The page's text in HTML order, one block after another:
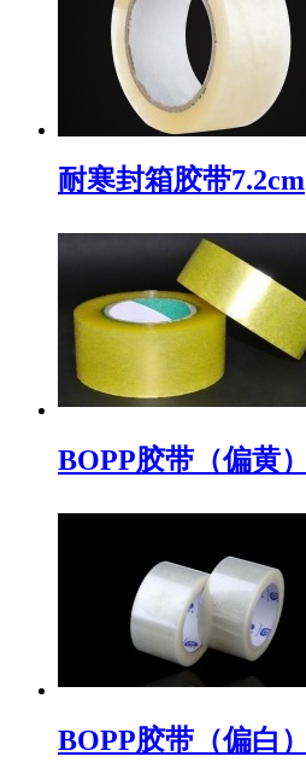
耐寒封箱胶带7.2cm
BOPP胶带（偏黄）
BOPP胶带（偏白）